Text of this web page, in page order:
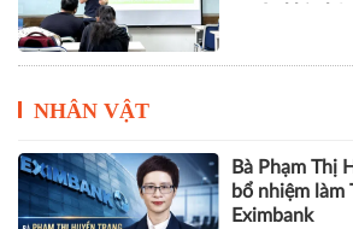
NHÂN VẬT
Bà Phạm Thị
bổ nhiệm làm
Eximbank